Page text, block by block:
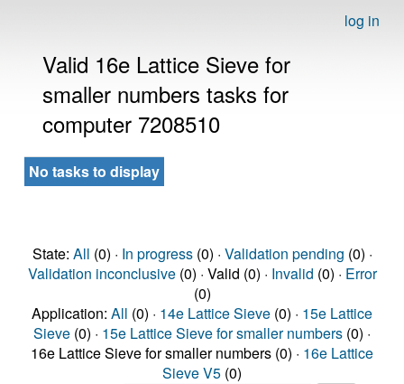
log in
Valid 16e Lattice Sieve for
smaller numbers tasks for
computer 7208510
No tasks to display
State: All (0) · In progress(0) · Validation pending (0) ·
Validation inconclusive(0) · Valid (0) · Invalid (0) · Error
(0)
Application: All (0) · 14e Lattice Sieve (0) · 15e Lattice
Sieve (0) · 15e Lattice Sieve for smaller numbers (0) ·
16e Lattice Sieve for smaller numbers (0) · 16e Lattice
Sieve V5 (0)